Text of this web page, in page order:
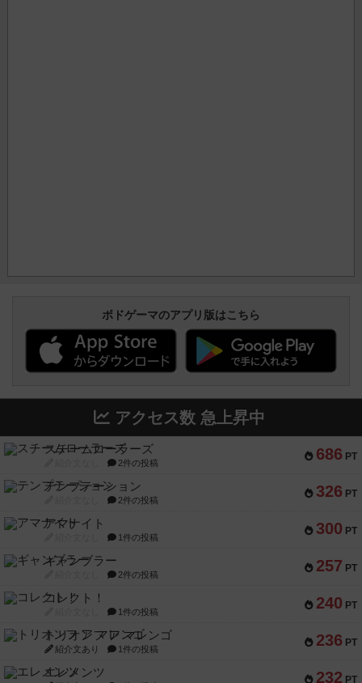
ボドゲーマのアプリ版はこちら
アクセス数 急上昇中
686 PT
スチームローラーズ
2件の投稿
326 PT
テンプテーション
2件の投稿
300 PT
アマナイト
1件の投稿
257 PT
ギャンブラー
2件の投稿
240 PT
コレクト！
1件の投稿
236 PT
トリオンフ ア マレンゴ
紹介文あり 1件の投稿
232 PT
エレメンツ